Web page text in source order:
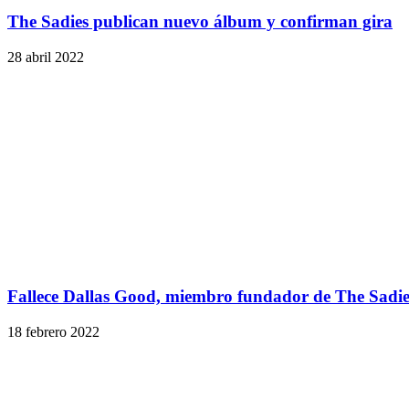
The Sadies publican nuevo álbum y confirman gira
28 abril 2022
Fallece Dallas Good, miembro fundador de The
18 febrero 2022